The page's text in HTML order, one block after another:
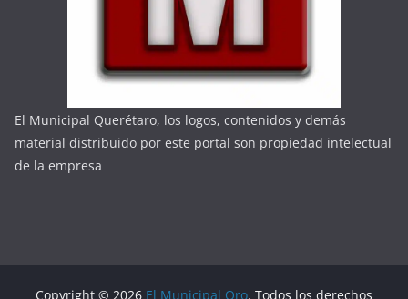
El Municipal Querétaro, los logos, contenidos y demás
material distribuido por este portal son propiedad intelectual
de la empresa
Copyright © 2026 El Municipal Qro. Todos los derechos